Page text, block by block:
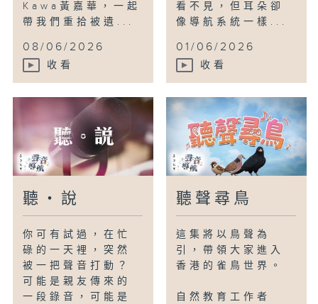
Kawa黃嘉華，一起
帶我們重拾被遺...
08/06/2026
收看
看不見，但耳朵卻
像導航系統一樣...
01/06/2026
收看
聽・說
你可有試過，在忙
碌的一天裡，突然
被一把聲音打動？
可能是親友傳來的
一段錄音，可能是
聽聲尋鳥
這集將以鳥聲為
引，帶領大家進入
香港的雀鳥世界。
自然教育工作者